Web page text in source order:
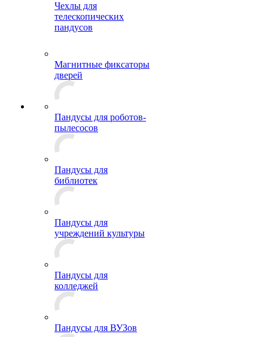
Чехлы для
телескопических
пандусов
Магнитные фиксаторы
дверей
Пандусы для роботов-
пылесосов
Пандусы для
библиотек
Пандусы для
учреждений культуры
Пандусы для
колледжей
Пандусы для ВУЗов